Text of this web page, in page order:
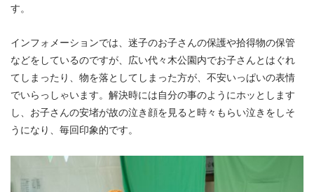
す。
インフォメーションでは、迷子のお子さんの保護や拾得物の保管
などをしているのですが、広い代々木公園内でお子さんとはぐれ
てしまったり、物を落としてしまった方が、不安いっぱいの表情
でいらっしゃいます。解決時には自分の事のようにホッとします
し、お子さんの安堵が故の泣き顔を見ると時々もらい泣きをしそ
うになり、毎回印象的です。